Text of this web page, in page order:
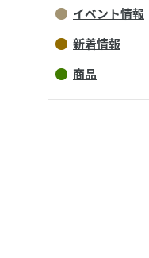
イベント情報
新着情報
商品